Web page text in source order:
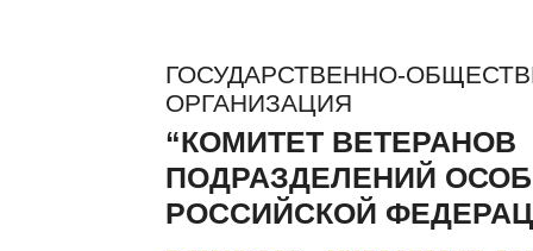
ГОСУДАРСТВЕННО-
ОРГАНИЗАЦИЯ
“КОМИТЕТ ВЕТЕРАНОВ
ПОДРАЗДЕЛЕНИЙ
РОССИЙСКОЙ